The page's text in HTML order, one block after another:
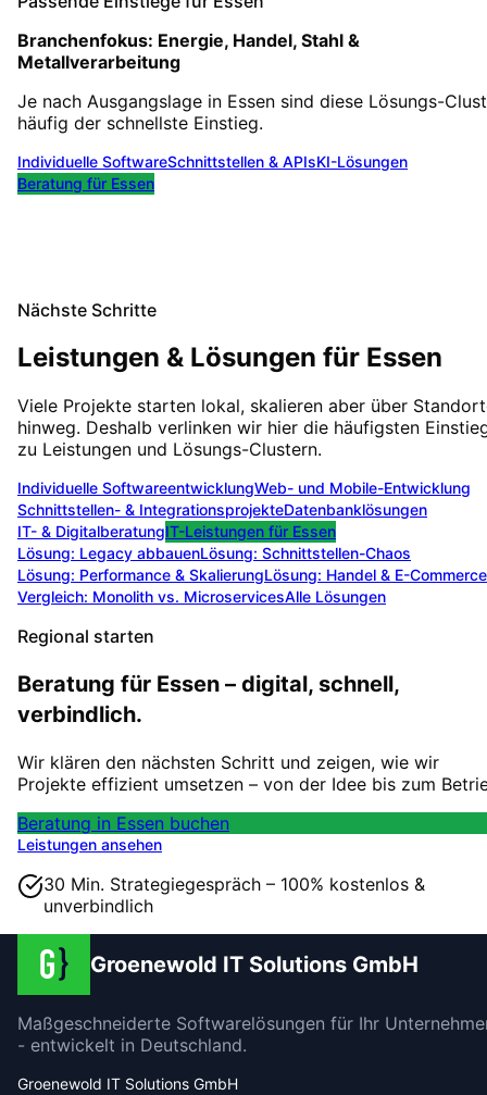
Branchenfokus: Energie, Handel, Stahl &
Metallverarbeitung
Je nach Ausgangslage in Essen sind diese Lösungs-
häufig der schnellste Einstieg.
Individuelle SoftwareSchnittstellen & APIsKI-Lösungen
Beratung für Essen
Nächste Schritte
Leistungen & Lösungen für Essen
Viele Projekte starten lokal, skalieren aber über
hinweg. Deshalb verlinken wir hier die häufigsten
zu Leistungen und Lösungs-Clustern.
Individuelle SoftwareentwicklungWeb- und Mobile-Entwicklung
Schnittstellen- & IntegrationsprojekteDatenbanklösungen
IT- & DigitalberatungIT-Leistungen für Essen
Lösung: Legacy abbauenLösung: Schnittstellen-Chaos
Lösung: Performance & SkalierungLösung: Handel & E-Commerce
Vergleich: Monolith vs. MicroservicesAlle Lösungen
Regional starten
Beratung für Essen – digital, schnell,
verbindlich.
Wir klären den nächsten Schritt und zeigen, wie wir
Projekte effizient umsetzen – von der Idee bis zum
Beratung in Essen buchen
Leistungen ansehen
30 Min. Strategiegespräch – 100% kostenlos &
unverbindlich
Groenewold IT Solutions GmbH
Maßgeschneiderte Softwarelösungen für Ihr
- entwickelt in Deutschland.
Groenewold IT Solutions GmbH